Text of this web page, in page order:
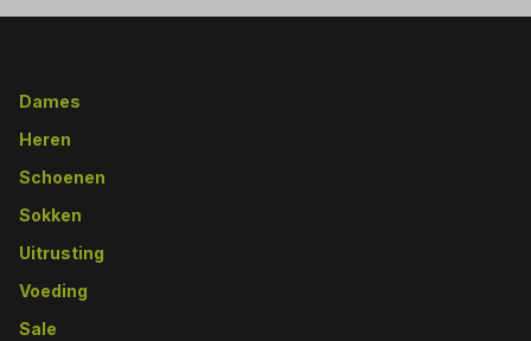
Footer
Dames
Heren
Schoenen
Sokken
Uitrusting
Voeding
Sale